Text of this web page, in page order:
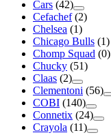
Cars (42)
Cefachef (2)
Chelsea (1)
Chicago Bulls (1)
Chomp Squad (0)
Chucky (51)
Claas (2)
Clementoni (56)
COBI (140)
Connetix (24)
Crayola (11)